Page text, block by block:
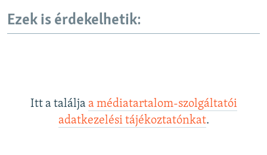
Ezek is érdekelhetik:
Itt a találja a médiatartalom-szolgáltatói
adatkezelési tájékoztatónkat.